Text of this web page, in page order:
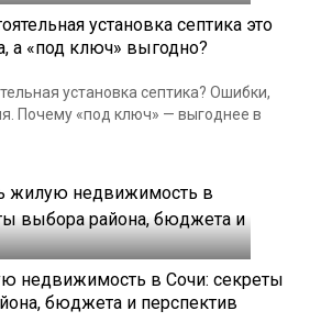
установка септика это
а «под ключ» выгодно?
установка септика? Ошибки,
Почему «под ключ» — выгоднее в
недвижимость в Сочи: секреты
бюджета и перспектив